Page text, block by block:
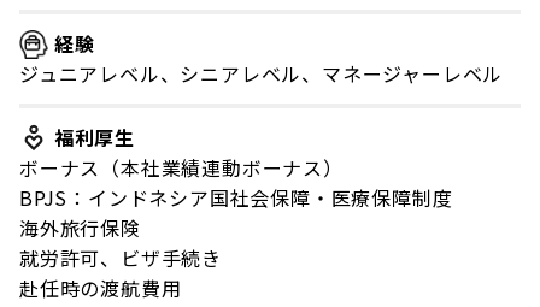
経験
ジュニアレベル、シニアレベル、マネージャーレベル
福利厚生
ボーナス（本社業績連動ボーナス）
BPJS：インドネシア国社会保障・医療保障制度
海外旅行保険
就労許可、ビザ手続き
赴任時の渡航費用